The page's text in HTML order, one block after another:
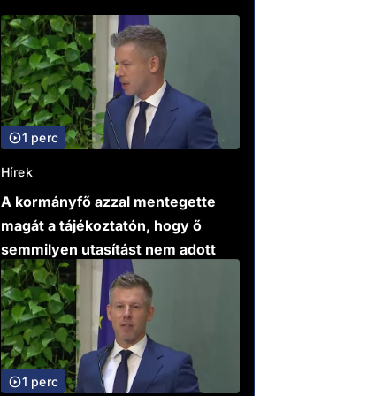
1 perc
Hírek
A kormányfő azzal mentegette
magát a tájékoztatón, hogy ő
semmilyen utasítást nem adott
1 perc